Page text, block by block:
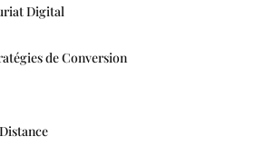
Digital
de Conversion